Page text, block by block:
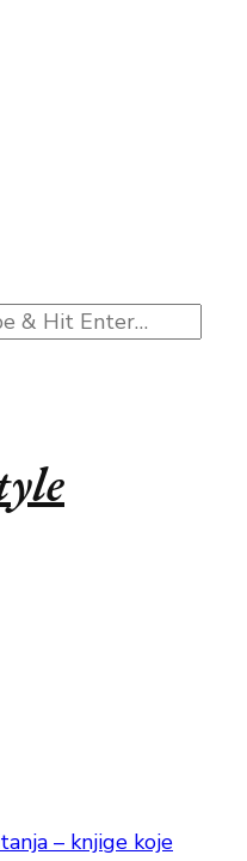
– knjige koje